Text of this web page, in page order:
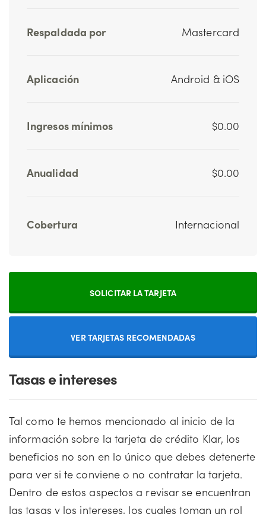
Respaldada por Mastercard
Aplicación Android & iOS
Ingresos mínimos $0.00
Anualidad $0.00
Cobertura Internacional
SOLICITAR LA TARJETA
VER TARJETAS RECOMENDADAS
Tasas e intereses
Tal como te hemos mencionado al inicio de la
información sobre la tarjeta de crédito Klar, los
beneficios no son en lo único que debes detenerte
para ver si te conviene o no contratar la tarjeta.
Dentro de estos aspectos a revisar se encuentran
las tasas y los intereses, los cuales toman un rol